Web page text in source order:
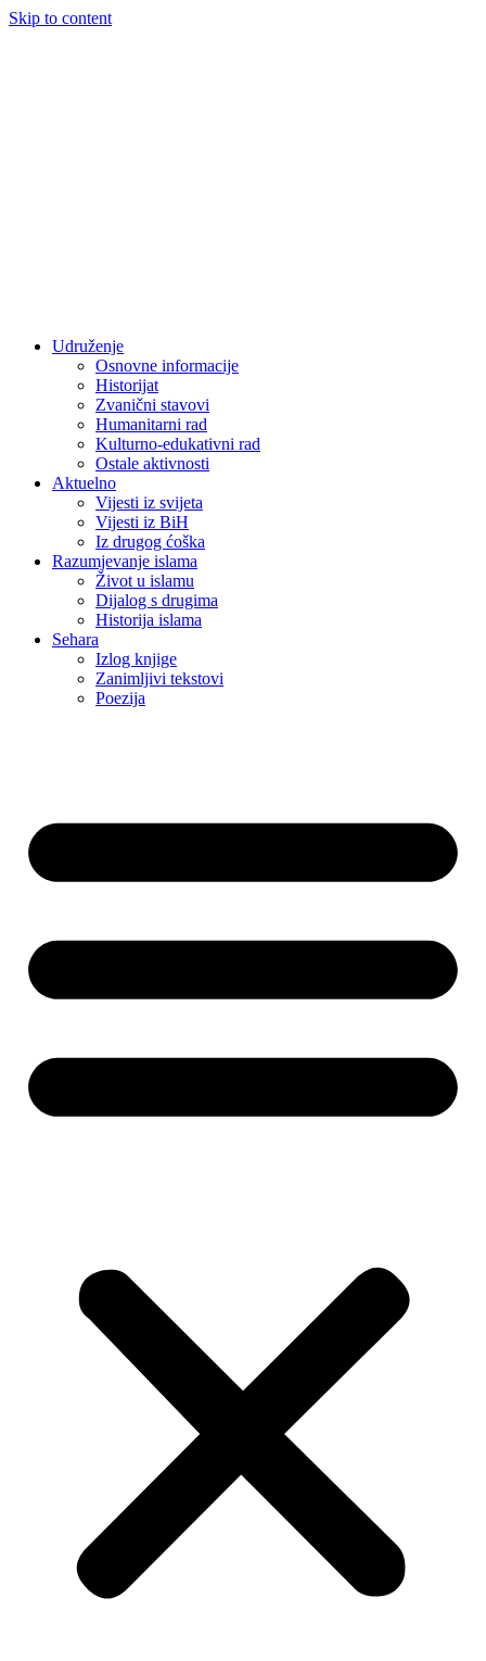
Skip to content
Udruženje
Osnovne informacije
Historijat
Zvanični stavovi
Humanitarni rad
Kulturno-edukativni rad
Ostale aktivnosti
Aktuelno
Vijesti iz svijeta
Vijesti iz BiH
Iz drugog ćoška
Razumjevanje islama
Život u islamu
Dijalog s drugima
Historija islama
Sehara
Izlog knjige
Zanimljivi tekstovi
Poezija